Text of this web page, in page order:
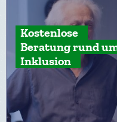
Kostenlose
Beratung rund
Inklusion